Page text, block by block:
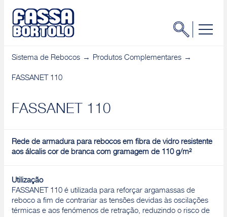
Sistema de Rebocos Produtos Complementares
FASSANET 110
FASSANET 110
Rede de armadura para rebocos em fibra de vidro resistente
aos álcalis cor de branca com gramagem de 110 g/m²
Utilização
FASSANET 110 é utilizada para reforçar argamassas de
reboco a fim de contrariar as tensões devidas às oscilações
térmicas e aos fenómenos de retração, reduzindo o risco de